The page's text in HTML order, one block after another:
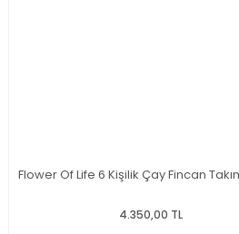
Flower Of Life 6 Kişilik Çay Fincan
4.350,00 TL